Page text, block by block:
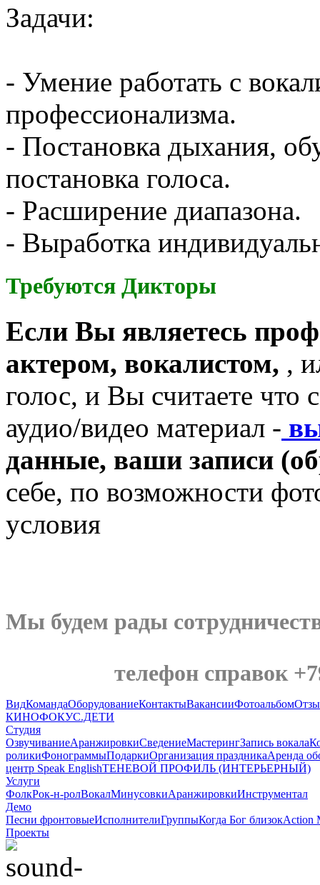
Задачи:
- Умение работать с
профессионализма.
- Постановка дыхания,
постановка голоса.
- Расширение диапазона.
- Выработка
Требуются Дикторы
Если Вы являетесь
актером, вокалистом, ,
голос, и Вы считаете что
аудио/видео материал -
данные, ваши записи
себе, по возможности
условия
Мы будем рады
телефон справок
ВидКомандаОборудованиеКонтактыВакансииФотоальбом
КИНОФОКУС.ДЕТИ
Студия
ОзвучиваниеАранжировкиСведениеМастерингЗапись вокала
роликиФонограммыПодаркиОрганизация праздникаАренда
центр Speak EnglishТЕНЕВОЙ ПРОФИЛЬ (ИНТЕРЬЕРНЫЙ)
Услуги
ФолкРок-н-ролВокалМинусовкиАранжировкиИнструментал
Демо
Песни фронтовыеИсполнителиГруппыКогда Бог близокAction
Проекты